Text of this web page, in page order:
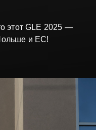
этот GLE 2025 —
и ЕС!